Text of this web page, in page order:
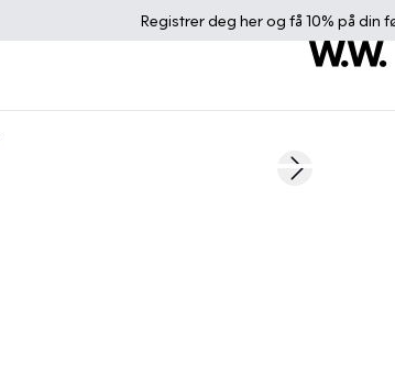
Registrer deg herog få 10% på din
Next slide